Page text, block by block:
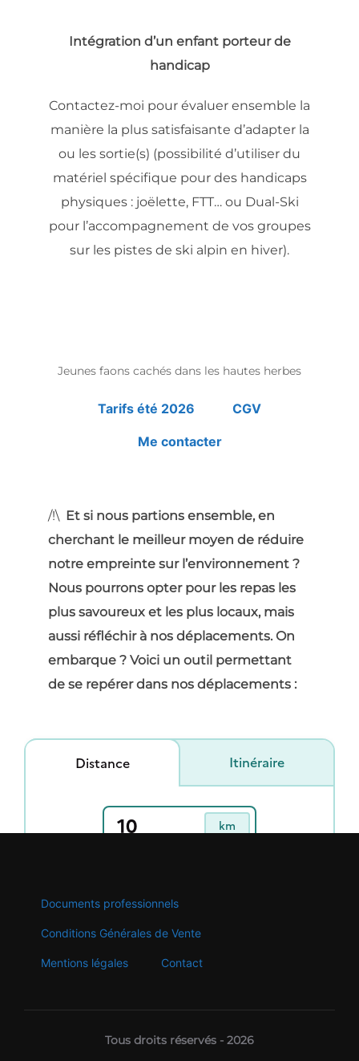
Intégration d’un enfant porteur de
handicap
Contactez-moi pour évaluer ensemble la
manière la plus satisfaisante d’adapter la
ou les sortie(s) (possibilité d’utiliser du
matériel spécifique pour des handicaps
physiques : joëlette, FTT… ou Dual-Ski
pour l’accompagnement de vos groupes
sur les pistes de ski alpin en hiver).
Jeunes faons cachés dans les hautes herbes
Tarifs été 2026 CGV
Me contacter
/!\ Et si nous partions ensemble, en
cherchant le meilleur moyen de réduire
notre empreinte sur l’environnement ?
Nous pourrons opter pour les repas les
plus savoureux et les plus locaux, mais
aussi réfléchir à nos déplacements. On
embarque ? Voici un outil permettant
de se repérer dans nos déplacements :
Documents professionnels
Conditions Générales de Vente
Mentions légales Contact
Tous droits réservés - 2026